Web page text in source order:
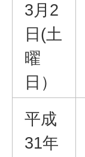
3月2
日(土
曜
日）
平成
31年